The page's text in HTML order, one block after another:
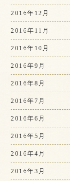
2016年12月
2016年11月
2016年10月
2016年9月
2016年8月
2016年7月
2016年6月
2016年5月
2016年4月
2016年3月